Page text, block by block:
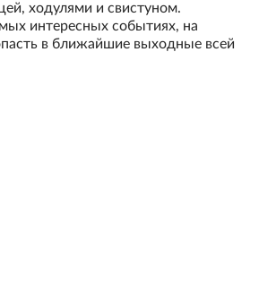
ходулями и свистуном.
интересных событиях, на
в ближайшие выходные всей